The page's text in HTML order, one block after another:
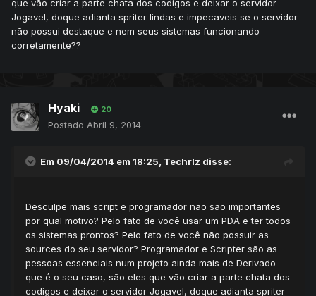
que vão criar a parte chata dos codigos e deixar o servidor
Jogavel, doque adianta spriter lindas e impecaveis se o servidor
não possui destaque e nem seus sistemas funcionando
corretamente??
Hyaki 20
Postado Abril 9, 2014
Em 09/04/2014 em 18:25, Techrlz disse:
Desculpe mais script e programador não são importantes
por qual motivo? Pelo fato de você usar um PDA e ter todos
os sistemas prontos? Pelo fato de você não possuir as
sources do seu servidor? Programador e Scripter são as
pessoas essenciais num projeto ainda mais de Derivado
que é o seu caso, são eles que vão criar a parte chata dos
codigos e deixar o servidor Jogavel, doque adianta spriter